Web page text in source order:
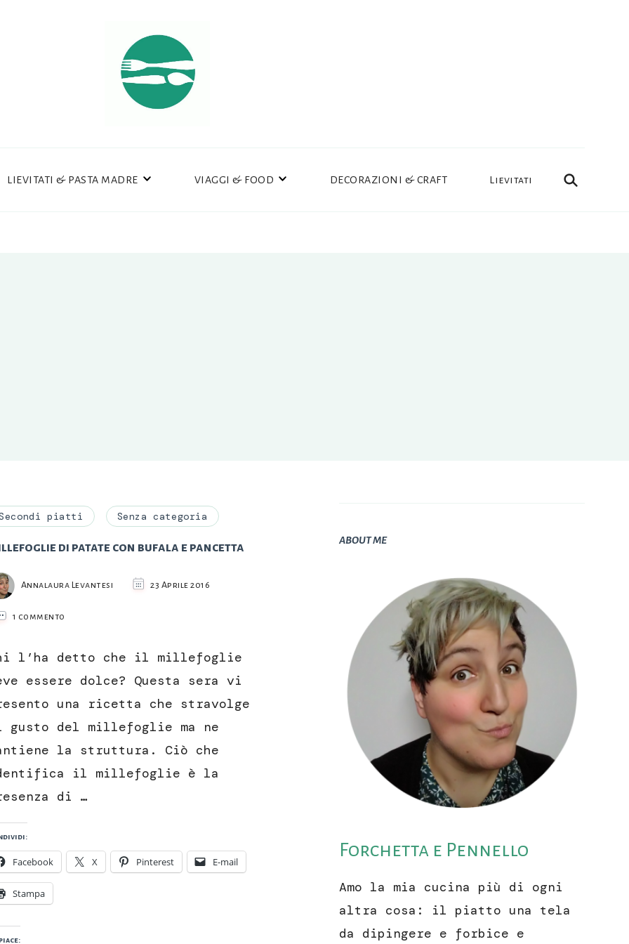
LIEVITATI & PASTA MADRE VIAGGI & FOOD DECORAZIONI & CRAFT Lievitati
piatti Senza categoria
di patate con bufala e pancetta
Annalaura Levantesi 23 Aprile 2016
1 commento
patate
e
l’ha detto che il millefoglie
essere dolce? Questa sera vi
una ricetta che stravolge
del millefoglie ma ne
la struttura. Ciò che
il millefoglie è la
di …
Facebook X Pinterest E-mail
Stampa
ABOUT ME
Forchetta e Pennello
Amo la mia cucina più di ogni
altra cosa: il piatto una tela
da dipingere e forbice e